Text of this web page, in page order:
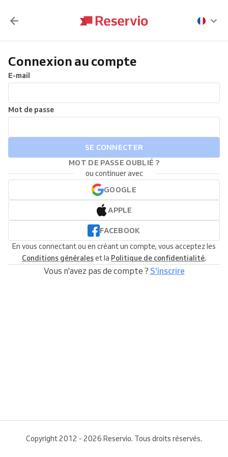
Connexion au compte
E-mail
Mot de passe
SE CONNECTER
MOT DE PASSE OUBLIÉ ?
ou continuer avec
GOOGLE
APPLE
FACEBOOK
En vous connectant ou en créant un compte, vous acceptez les
Conditions généraleset la Politique de confidentialité.
Vous n'avez pas de compte ? S'inscrire
Copyright 2012 - 2026 Reservio. Tous droits réservés.